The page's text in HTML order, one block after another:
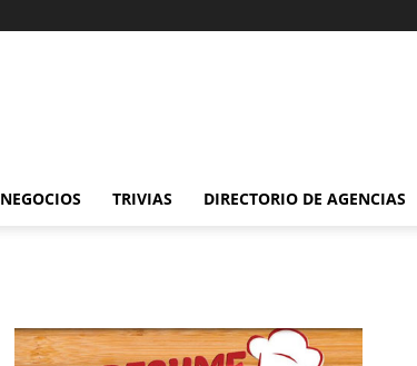
NEGOCIOS TRIVIAS DIRECTORIO DE AGENCIAS